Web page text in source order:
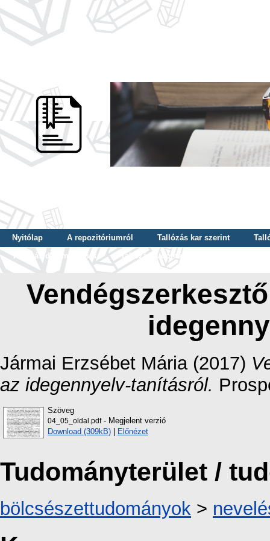
Nyitólap A repozitóriumról Tallózás kar szerint
Tallózás dátum szerint
Tallózás tudományterület szerint
Jármai Erzsébet Mária(2017)
az idegennyelv-tanításról.
Szöveg
04_05_oldal.pdf- Megjelent verzió
Download (309kB) | Előnézet
Tudományterület /
bölcsészettudományok >